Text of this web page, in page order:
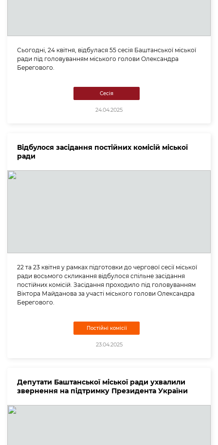
Сьогодні, 24 квітня, відбулася 55 сесія Баштанської міської
ради під головуванням міського голови Олександра
Берегового.
Сесія
24.04.2025
Відбулося засідання постійних комісій міської
ради
22 та 23 квітня у рамках підготовки до чергової сесії міської
ради восьмого скликання відбулося спільне засідання
постійних комісій. Засідання проходило під головуванням
Віктора Майданова за участі міського голови Олександра
Берегового.
Постійні комісії
23.04.2025
Депутати Баштанської міської ради ухвалили
звернення на підтримку Президента України